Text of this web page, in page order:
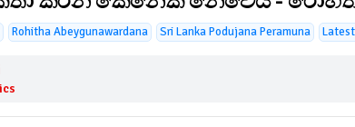
Rohitha Abeygunawardana Sri Lanka Podujana Peramuna